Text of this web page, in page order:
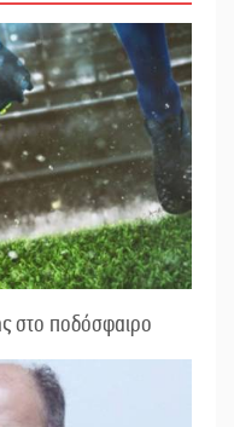
στο ποδόσφαιρο